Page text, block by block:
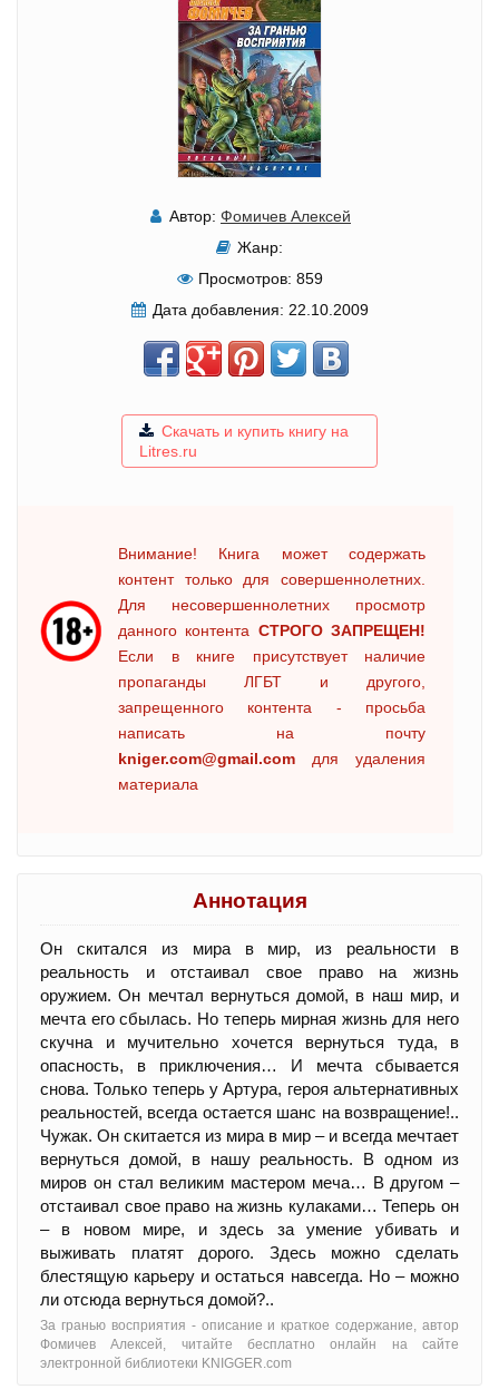
Автор: Фомичев Алексей
Жанр:
Просмотров: 859
Дата добавления: 22.10.2009
Скачать и купить книгу на
Litres.ru
Внимание! Книга может содержать
контент только для совершеннолетних.
Для несовершеннолетних просмотр
данного контента СТРОГО ЗАПРЕЩЕН!
Если в книге присутствует наличие
пропаганды ЛГБТ и другого,
запрещенного контента - просьба
написать на почту
kniger.com@gmail.com для удаления
материала
Аннотация
Он скитался из мира в мир, из реальности в
реальность и отстаивал свое право на жизнь
оружием. Он мечтал вернуться домой, в наш мир, и
мечта его сбылась. Но теперь мирная жизнь для него
скучна и мучительно хочется вернуться туда, в
опасность, в приключения… И мечта сбывается
снова. Только теперь у Артура, героя альтернативных
реальностей, всегда остается шанс на возвращение!..
Чужак. Он скитается из мира в мир – и всегда мечтает
вернуться домой, в нашу реальность. В одном из
миров он стал великим мастером меча… В другом –
отстаивал свое право на жизнь кулаками… Теперь он
– в новом мире, и здесь за умение убивать и
выживать платят дорого. Здесь можно сделать
блестящую карьеру и остаться навсегда. Но – можно
ли отсюда вернуться домой?..
За гранью восприятия - oписание и краткое содержание, автор
Фомичев Алексей, читайте бесплатно онлайн на сайте
электронной библиотеки KNIGGER.com